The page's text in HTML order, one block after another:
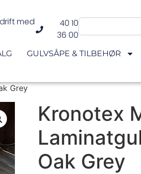
med
40 10
36 00
GULVSÅPE & TILBEHØR
Grey
Kronotex
Oak Grey